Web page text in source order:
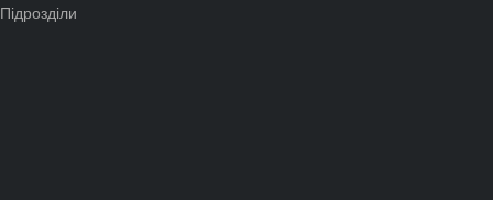
Підрозділи